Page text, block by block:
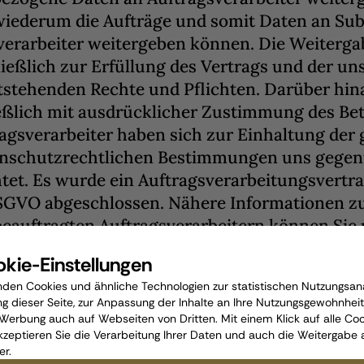
die Aufträge und somit Daten an
weitergeben können. Die
zur Erfüllung des Vertrags und der
Rechte und Pflichten. Darüber
mit ausdrücklicher Zustimmung des
haben sich zur Einhaltung der
Bestimmungen uns
Es wurde ein
abgeschlossen. Nähere Informationen
Auftragsverarbeitern können Sie
Ihre Rechte
grundsätzlich die Rechte auf Auskunft,
Einschränkung, Datenübertragung,
Einstellungen
Cookies und ähnliche Technologien zur statistischen
dieser Seite, zur Anpassung der Inhalte an Ihre
auch auf Webseiten von Dritten. Mit einem Klick auf alle
Sie die Verarbeitung Ihrer Daten und auch die Weitergabe